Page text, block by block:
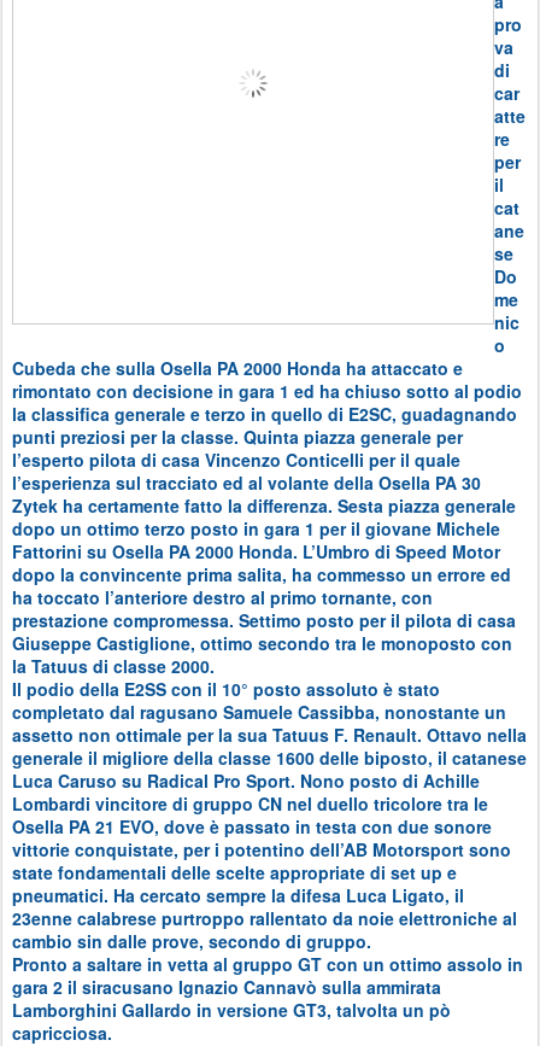
pro
va
di
car
atte
re
per
il
cat
ane
se
Do
me
nic
o
Cubeda che sulla Osella PA 2000 Honda ha attaccato e
rimontato con decisione in gara 1 ed ha chiuso sotto al podio
la classifica generale e terzo in quello di E2SC, guadagnando
punti preziosi per la classe. Quinta piazza generale per
l’esperto pilota di casa Vincenzo Conticelli per il quale
l’esperienza sul tracciato ed al volante della Osella PA 30
Zytek ha certamente fatto la differenza. Sesta piazza generale
dopo un ottimo terzo posto in gara 1 per il giovane Michele
Fattorini su Osella PA 2000 Honda. L’Umbro di Speed Motor
dopo la convincente prima salita, ha commesso un errore ed
ha toccato l’anteriore destro al primo tornante, con
prestazione compromessa. Settimo posto per il pilota di casa
Giuseppe Castiglione, ottimo secondo tra le monoposto con
la Tatuus di classe 2000.
Il podio della E2SS con il 10° posto assoluto è stato
completato dal ragusano Samuele Cassibba, nonostante un
assetto non ottimale per la sua Tatuus F. Renault. Ottavo nella
generale il migliore della classe 1600 delle biposto, il catanese
Luca Caruso su Radical Pro Sport. Nono posto di Achille
Lombardi vincitore di gruppo CN nel duello tricolore tra le
Osella PA 21 EVO, dove è passato in testa con due sonore
vittorie conquistate, per i potentino dell’AB Motorsport sono
state fondamentali delle scelte appropriate di set up e
pneumatici. Ha cercato sempre la difesa Luca Ligato, il
23enne calabrese purtroppo rallentato da noie elettroniche al
cambio sin dalle prove, secondo di gruppo.
Pronto a saltare in vetta al gruppo GT con un ottimo assolo in
gara 2 il siracusano Ignazio Cannavò sulla ammirata
Lamborghini Gallardo in versione GT3, talvolta un pò
capricciosa.